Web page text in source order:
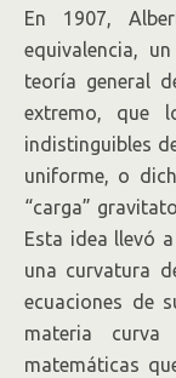
En 1907,
equivalencia,
teoría general
extremo, que
indistinguibles
uniforme, o
“carga”
Esta idea llevó
una curvatura
ecuaciones de
materia curva
matemáticas